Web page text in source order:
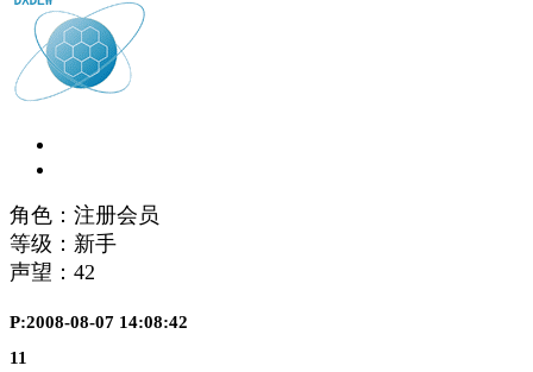
角色：注册会员
等级：新手
声望： 42
P:2008-08-07 14:08:42
11